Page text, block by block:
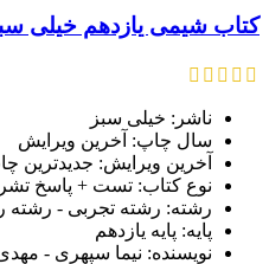
کتاب شیمی یازدهم خیلی
ناشر: خیلی سبز
سال چاپ: آخرین ویرایش
آخرین ویرایش: جدیدترین
نوع کتاب: تست + پاسخ
رشته: رشته تجربی - رشته
پایه: پایه یازدهم
نویسنده: نیما سپهری -